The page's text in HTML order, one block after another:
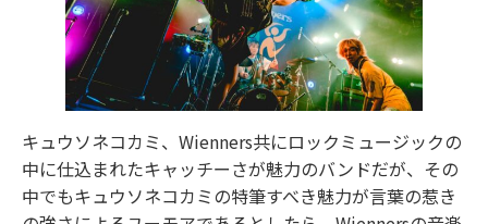
キュウソネコカミ、Wienners共にロックミュージックの
中に仕込まれたキャッチーさが魅力のバンドだが、その
中でもキュウソネコカミの特筆すべき魅力が言葉の惹き